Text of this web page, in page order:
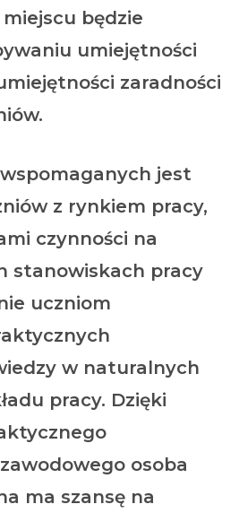
będzie
umiejętności
zaradności
jest
z rynkiem pracy,
czynności na
stanowiskach pracy
uczniom
w naturalnych
pracy. Dzięki
osoba
ma szansę na